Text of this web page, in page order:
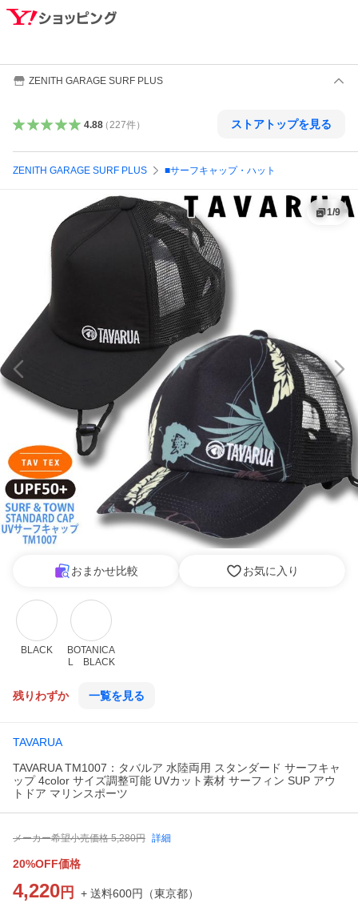
ZENITH GARAGE SURF PLUS
4.88（ 227件） ストアトップを見る
ZENITH GARAGE SURF PLUS ■サーフキャップ・ハット
1/9
おまかせ比較 お気に入り
BLACK
BOTANICA
L　BLACK
残りわずか 一覧を見る
TAVARUA
TAVARUA TM1007：タバルア 水陸両用 スタンダード サーフキャ
ップ 4color サイズ調整可能 UVカット素材 サーフィン SUP アウ
トドア マリンスポーツ
メーカー希望小売価格 5,280円 詳細
20%OFF価格
4,220 円 + 送料600円 （東京都）